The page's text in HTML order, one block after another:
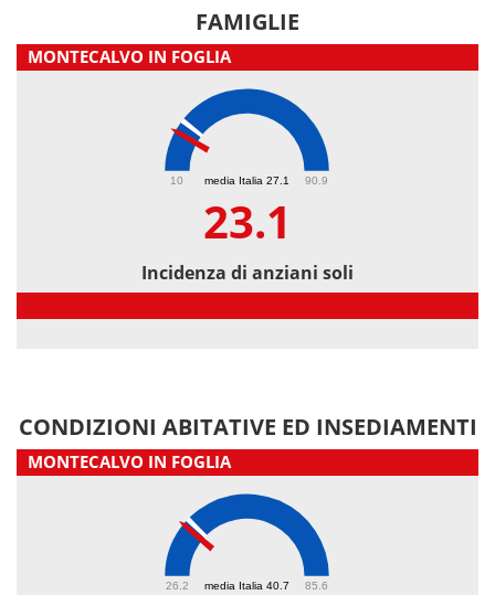
FAMIGLIE
MONTECALVO IN FOGLIA
media Italia 27.1
10 90.9
23.1
Incidenza di anziani soli
CONDIZIONI ABITATIVE ED INSEDIAMENTI
MONTECALVO IN FOGLIA
media Italia 40.7
26.2 85.6